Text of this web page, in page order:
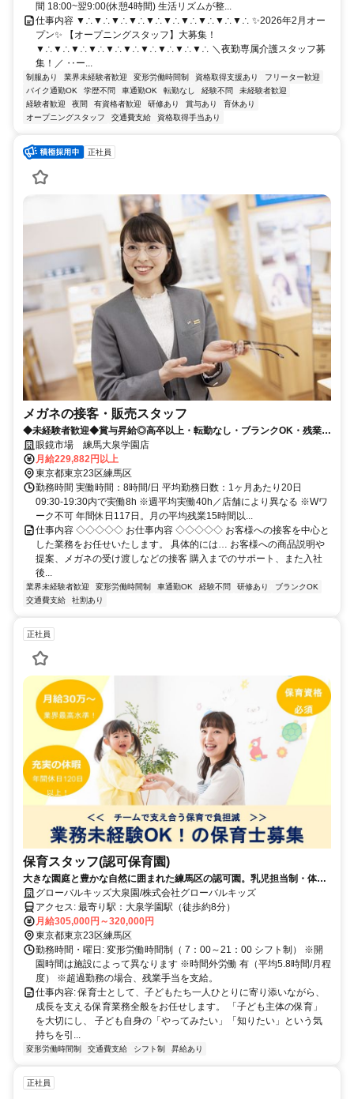
間 18:00~翌9:00(休憩4時間) 生活リズムが整...
仕事内容 ▼∴▼∴▼∴▼∴▼∴▼∴▼∴▼∴▼∴▼∴ ✨2026年2月オー
プン✨ 【オープニングスタッフ】大募集！
▼∴▼∴▼∴▼∴▼∴▼∴▼∴▼∴▼∴▼∴ ＼夜勤専属介護スタッフ募
集！／ ‥ー...
制服あり 業界未経験者歓迎 変形労働時間制 資格取得支援あり
フリーター歓迎
バイク通勤OK
学歴不問 車通勤OK 転勤なし 経験不問
未経験者歓迎
経験者歓迎
夜間 有資格者歓迎 研修あり 賞与あり
育休あり
オープニングスタッフ
交通費支給 資格取得手当あり
正社員
メガネの接客・販売スタッフ
◆未経験者歓迎◆賞与昇給◎高卒以上・転勤なし・ブランクOK・残業少
なめ・業界No1！
眼鏡市場 練馬大泉学園店
月給229,882円以上
東京都東京23区練馬区
勤務時間 実働時間：8時間/日 平均勤務日数：1ヶ月あたり20日
09:30-19:30内で実働8h ※週平均実働40h／店舗により異なる ※Wワ
ーク不可 年間休日117日。月の平均残業15時間以...
仕事内容 ◇◇◇◇◇ お仕事内容 ◇◇◇◇◇ お客様への接客を中心と
した業務をお任せいたします。 具体的には… お客様への商品説明や
提案、メガネの受け渡しなどの接客 購入までのサポート、また入社
後...
業界未経験者歓迎 変形労働時間制 車通勤OK 経験不問 研修あり
ブランクOK
交通費支給
社割あり
正社員
保育スタッフ(認可保育園)
大きな園庭と豊かな自然に囲まれた練馬区の認可園。乳児担当制・体
操・調理保育など充実の保育内容と、チームワーク抜群の職員が子ども
の笑顔と笑顔で向き合います。
グローバルキッズ大泉園/株式会社グローバルキッズ
アクセス: 最寄り駅：大泉学園駅（徒歩約8分）
月給305,000円～320,000円
東京都東京23区練馬区
勤務時間・曜日: 変形労働時間制（ 7：00～21：00 シフト制） ※開
園時間は施設によって異なります ※時間外労働 有（平均5.8時間/月程
度） ※超過勤務の場合、残業手当を支給。
仕事内容: 保育士として、子どもたち一人ひとりに寄り添いながら、
成長を支える保育業務全般をお任せします。 「子ども主体の保育」
を大切にし、 子ども自身の「やってみたい」「知りたい」という気
持ちを引...
変形労働時間制 交通費支給 シフト制 昇給あり
正社員